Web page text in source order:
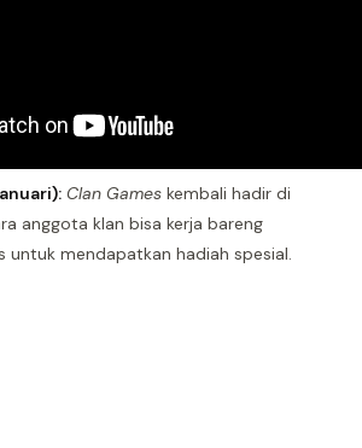
Clan Games kembali hadir di
anggota klan bisa kerja bareng
untuk mendapatkan hadiah spesial.